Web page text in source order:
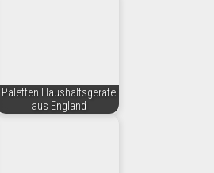
Paletten Haushaltsgeräte
aus England